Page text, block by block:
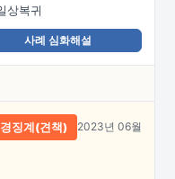
상복귀
사례 심화해설
경징계(견책) 2023년 06월